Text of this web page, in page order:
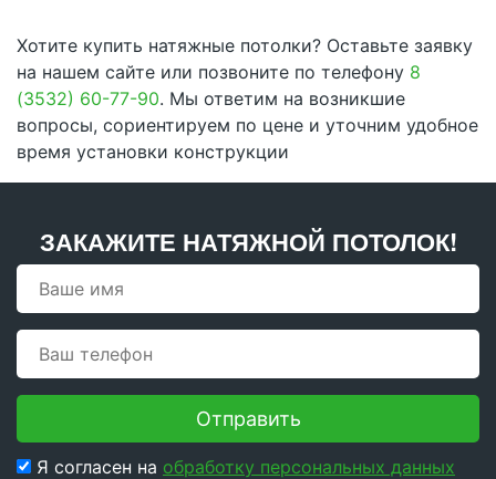
Хотите купить натяжные потолки? Оставьте заявку
на нашем сайте или позвоните по телефону 8
(3532) 60-77-90. Мы ответим на возникшие
вопросы, сориентируем по цене и уточним удобное
время установки конструкции
ЗАКАЖИТЕ НАТЯЖНОЙ ПОТОЛОК!
Отправить
Я согласен на обработку персональных данных